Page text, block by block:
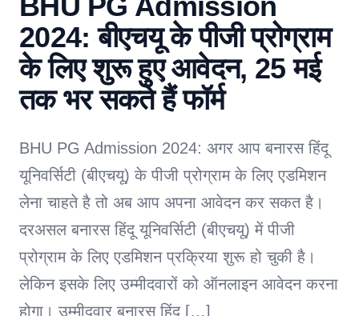
2024: बीएचयू के पीजी प्रोग्राम
के लिए शुरू हुए आवेदन, 25 मई
तक भर सकते हैं फॉर्म
BHU PG Admission 2024: अगर आप बनारस हिंदू
यूनिवर्सिटी (बीएचयू) के पीजी प्रोग्राम के लिए एडमिशन
लेना चाहते है तो अब आप अपना आवेदन कर सकत है।
दरअसल बनारस हिंदू यूनिवर्सिटी (बीएचयू) में पीजी
प्रोग्राम के लिए एडमिशन प्रक्रिया शुरू हो चुकी है।
लेकिन इसके लिए उम्मीदवारों को ऑनलाइन आवेदन करना
होगा। उम्मीदवार बनारस हिंदू […]